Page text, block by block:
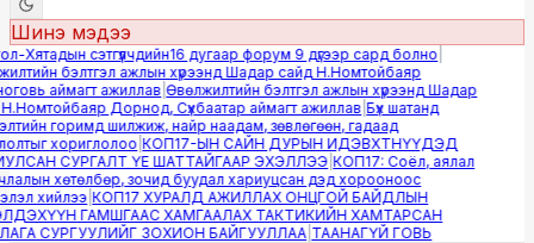
Шинэ мэдээ
Хятадын сэтгүүлчдийн16 дугаар форум 9 дүгээр сард болно|
бэлтгэл ажлын хүрээнд Шадар сайд Н.Номтойбаяр
аймагт ажиллав|Өвөлжилтийн бэлтгэл ажлын хүрээнд Шадар
Дорнод, Сүхбаатар аймагт ажиллав|Бүх шатанд
горимд шилжиж, найр наадам, зөвлөгөөн, гадаад
хориглолоо|КОП17-ЫН САЙН ДУРЫН ИДЭВХТНҮҮДЭД
СУРГАЛТ ҮЕ ШАТТАЙГААР ЭХЭЛЛЭЭ|КОП17: Соёл, аялал
хөтөлбөр, зочид буудал хариуцсан дэд хорооноос
хийлээ|КОП17 ХУРАЛД АЖИЛЛАХ ОНЦГОЙ БАЙДЛЫН
ГАМШГААС ХАМГААЛАХ ТАКТИКИЙН ХАМТАРСАН
СУРГУУЛИЙГ ЗОХИОН БАЙГУУЛЛАА|ТААНАГҮЙ ГОВЬ